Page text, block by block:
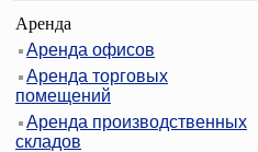
Аренда
Аренда офисов
Аренда торговых
помещений
Аренда производственных
складов